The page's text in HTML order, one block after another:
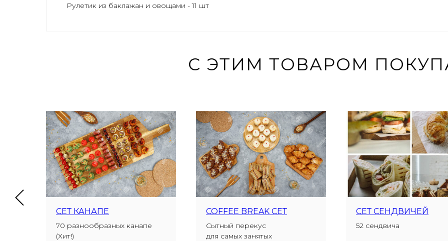
Рулетик из баклажан и овощами - 11 шт
С ЭТИМ ТОВАРОМ
СЕТ КАНАПЕ
70 разнообразных канапе
(Хит!)
COFFEE BREAK СЕТ
Сытный перекус
для самых занятых
СЕТ СЕНДВИЧЕЙ
52 сендвича